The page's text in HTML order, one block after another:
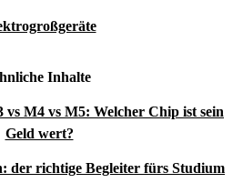
Inhalte
M4 vs M5: Welcher Chip ist sein
Geld wert?
der richtige Begleiter fürs Studium